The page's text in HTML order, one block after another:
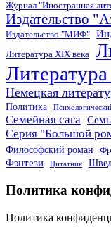
Журнал "Иностранная
Издательство
Издательство "МИФ"
Литература XIX века
Немецкая
Политика
Семейная сага
Серия "Большой
Философский роман
Фэнтези Цитатник
Политика
Политика